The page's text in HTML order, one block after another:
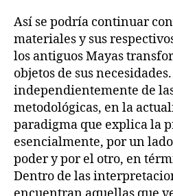
Así se podría continuar
materiales y sus
los antiguos Mayas
objetos de sus
independientemente de
metodológicas, en la
paradigma que explica la
esencialmente, por un
poder y por el otro, en
Dentro de las